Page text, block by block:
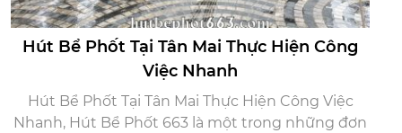
Hút Bể Phốt Tại Tân Mai Thực Hiện Công
Việc Nhanh
Hút Bể Phốt Tại Tân Mai Thực Hiện Công Việc
Nhanh, Hút Bể Phốt 663 là một trong những đơn